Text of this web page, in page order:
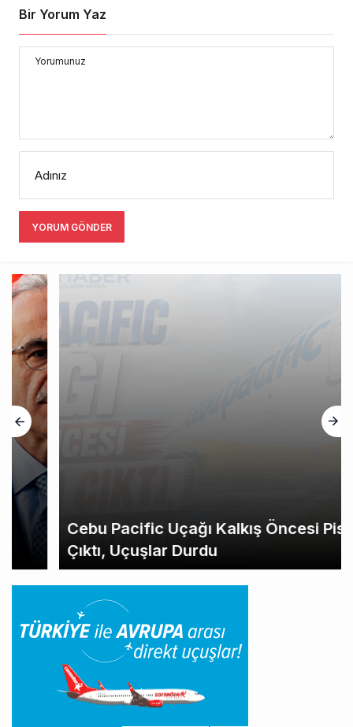
Bir Yorum Yaz
Yorumunuz
Adınız
YORUM GÖNDER
Cebu Pacific Uçağı Kalkış Öncesi Pistten
Çıktı, Uçuşlar Durdu